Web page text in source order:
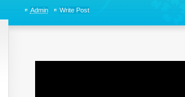
Admin Write Post